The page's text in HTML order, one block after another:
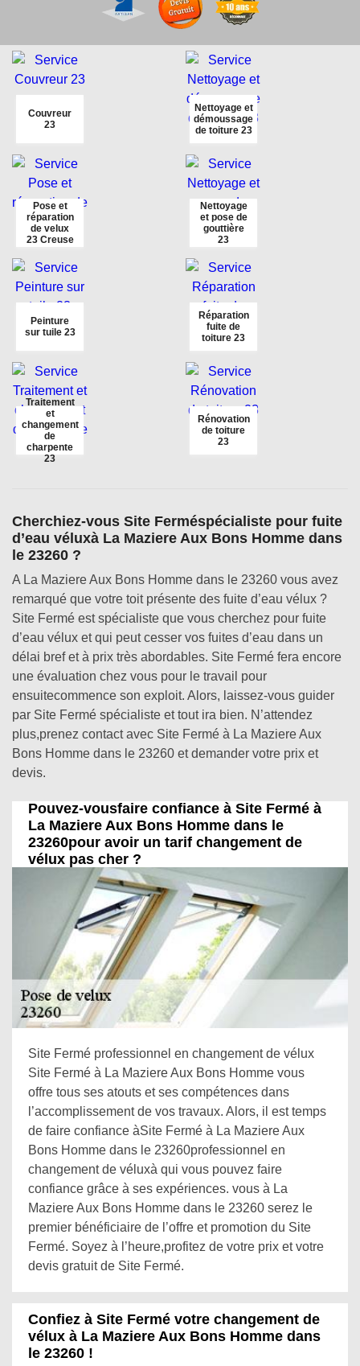
Couvreur
23
Nettoyage et
démoussage
de toiture 23
Pose et
réparation
de velux
23 Creuse
Nettoyage
et pose de
gouttière
23
Peinture
sur tuile 23
Réparation
fuite de
toiture 23
Traitement
et
changement
de
charpente
23
Rénovation
de toiture
23
Cherchiez-vous Site Ferméspécialiste pour fuite
d’eau véluxà La Maziere Aux Bons Homme dans
le 23260 ?
A La Maziere Aux Bons Homme dans le 23260 vous avez
remarqué que votre toit présente des fuite d’eau vélux ?
Site Fermé est spécialiste que vous cherchez pour fuite
d’eau vélux et qui peut cesser vos fuites d’eau dans un
délai bref et à prix très abordables. Site Fermé fera encore
une évaluation chez vous pour le travail pour
ensuitecommence son exploit. Alors, laissez-vous guider
par Site Fermé spécialiste et tout ira bien. N’attendez
plus,prenez contact avec Site Fermé à La Maziere Aux
Bons Homme dans le 23260 et demander votre prix et
devis.
Pouvez-vousfaire confiance à Site Fermé à
La Maziere Aux Bons Homme dans le
23260pour avoir un tarif changement de
vélux pas cher ?
Site Fermé professionnel en changement de vélux
Site Fermé à La Maziere Aux Bons Homme vous
offre tous ses atouts et ses compétences dans
l’accomplissement de vos travaux. Alors, il est temps
de faire confiance àSite Fermé à La Maziere Aux
Bons Homme dans le 23260professionnel en
changement de véluxà qui vous pouvez faire
confiance grâce à ses expériences. vous à La
Maziere Aux Bons Homme dans le 23260 serez le
premier bénéficiaire de l’offre et promotion du Site
Fermé. Soyez à l’heure,profitez de votre prix et votre
devis gratuit de Site Fermé.
Confiez à Site Fermé votre changement de
vélux à La Maziere Aux Bons Homme dans
le 23260 !